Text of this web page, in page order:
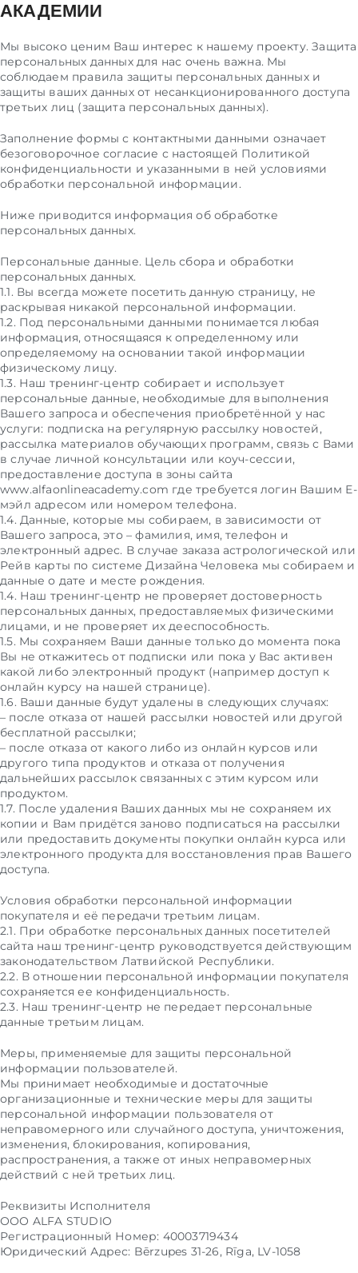
АКАДЕМИИ
Мы высоко ценим Ваш интерес к нашему проекту. Защита
персональных данных для нас очень важна. Мы
соблюдаем правила защиты персональных данных и
защиты ваших данных от несанкционированного доступа
третьих лиц (защита персональных данных).
Заполнение формы с контактными данными означает
безоговорочное согласие с настоящей Политикой
конфиденциальности и указанными в ней условиями
обработки персональной информации.
Ниже приводится информация об обработке
персональных данных.
Персональные данные. Цель сбора и обработки
персональных данных.
1.1. Вы всегда можете посетить данную страницу, не
раскрывая никакой персональной информации.
1.2. Под персональными данными понимается любая
информация, относящаяся к определенному или
определяемому на основании такой информации
физическому лицу.
1.3. Наш тренинг-центр собирает и использует
персональные данные, необходимые для выполнения
Вашего запроса и обеспечения приобретённой у нас
услуги: подписка на регулярную рассылку новостей,
рассылка материалов обучающих программ, связь с Вами
в случае личной консультации или коуч-сессии,
предоставление доступа в зоны сайта
www.alfaonlineacademy.com где требуется логин Вашим Е-
мэйл адресом или номером телефона.
1.4. Данные, которые мы собираем, в зависимости от
Вашего запроса, это – фамилия, имя, телефон и
электронный адрес. В случае заказа астрологической или
Рейв карты по системе Дизайна Человека мы собираем и
данные о дате и месте рождения.
1.4. Наш тренинг-центр не проверяет достоверность
персональных данных, предоставляемых физическими
лицами, и не проверяет их дееспособность.
1.5. Мы сохраняем Ваши данные только до момента пока
Вы не откажитесь от подписки или пока у Вас активен
какой либо электронный продукт (например доступ к
онлайн курсу на нашей странице).
1.6. Ваши данные будут удалены в следующих случаях:
– после отказа от нашей рассылки новостей или другой
бесплатной рассылки;
– после отказа от какого либо из онлайн курсов или
другого типа продуктов и отказа от получения
дальнейших рассылок связанных с этим курсом или
продуктом.
1.7. После удаления Ваших данных мы не сохраняем их
копии и Вам придётся заново подписаться на рассылки
или предоставить документы покупки онлайн курса или
электронного продукта для восстановления прав Вашего
доступа.
Условия обработки персональной информации
покупателя и её передачи третьим лицам.
2.1. При обработке персональных данных посетителей
сайта наш тренинг-центр руководствуется действующим
законодательством Латвийской Республики.
2.2. В отношении персональной информации покупателя
сохраняется ее конфиденциальность.
2.3. Наш тренинг-центр не передает персональные
данные третьим лицам.
Меры, применяемые для защиты персональной
информации пользователей.
Мы принимает необходимые и достаточные
организационные и технические меры для защиты
персональной информации пользователя от
неправомерного или случайного доступа, уничтожения,
изменения, блокирования, копирования,
распространения, а также от иных неправомерных
действий с ней третьих лиц.
Реквизиты Исполнителя
ООО ALFA STUDIO
Регистрационный Номер: 40003719434
Юридический Адрес: Bērzupes 31-26, Rīga, LV-1058